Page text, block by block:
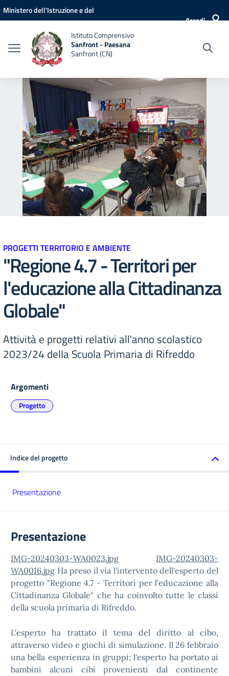
Vai ai contenuti
Vai al menu di navigazione
Vai al footer
Ministero dell'Istruzione e del
Accedi
Istituto Comprensivo
Sanfront - Paesana
Sanfront (CN)
PROGETTI TERRITORIO E AMBIENTE
"Regione 4.7 - Territori per
l'educazione alla Cittadinanza
Globale"
Attività e progetti relativi all'anno scolastico
2023/24 della Scuola Primaria di Rifreddo
Argomenti
Progetto
Indice del progetto
Presentazione
Presentazione
IMG-20240303-WA0023.jpg
IMG-20240303-
WA0016.jpg Ha preso il via l'intervento dell'esperto del
progetto "Regione 4.7 - Territori per l'educazione alla
Cittadinanza Globale" che ha coinvolto tutte le classi
della scuola primaria di Rifreddo.
L'esperto ha trattato il tema del diritto al cibo,
attraverso video e giochi di simulazione. Il 26 febbraio
una bella esperienza in gruppi; l'esperto ha portato ai
bambini alcuni cibi provenienti dal continente